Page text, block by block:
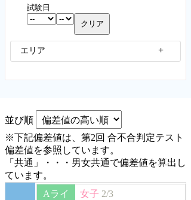
試験日
エリア
並び順
※下記偏差値は、第2回 合不合判定テスト
偏差値を参照しています。
「共通」・・・男女共通で偏差値を算出し
ています。
Aライ
女子 2/3